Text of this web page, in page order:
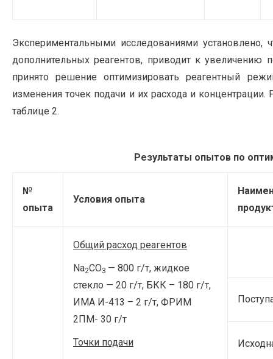
Экспериментальными исследованиями установлено,
дополнительных реагентов, приводит к увеличению
принято решение оптимизировать реагентный
изменения точек подачи и их расхода и
таблице 2.
Результаты опытов по
№
опыта
Условия опыта
Общий расход реагентов
Na2CO3 — 800 г/т, жидкое
стекло — 20 г/т, БКК – 180 г/т,
ИМА И-413 – 2 г/т, ФРИМ
2ПМ- 30 г/т
Точки подачи